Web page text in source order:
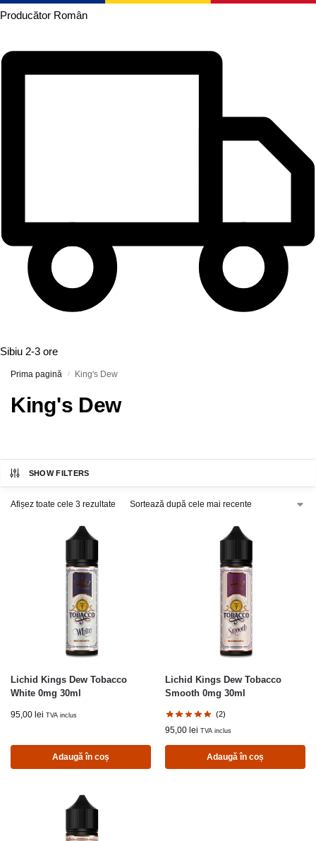
Producător Român
Sibiu 2-3 ore
Prima pagină / King's Dew
King's Dew
SHOW FILTERS
Afișez toate cele 3 rezultate
Lichid Kings Dew Tobacco
White 0mg 30ml
95,00 lei TVA inclus
Adaugă în coș
Lichid Kings Dew Tobacco
Smooth 0mg 30ml
(2)
95,00 lei TVA inclus
Adaugă în coș